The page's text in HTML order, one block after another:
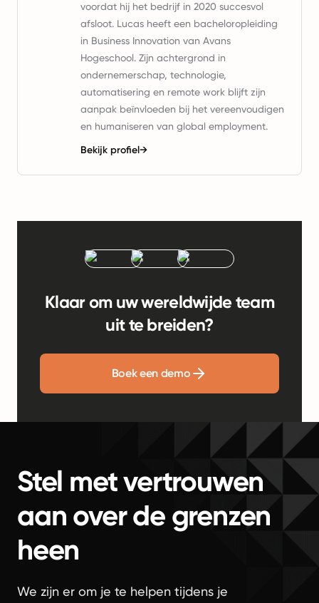
voordat hij het bedrijf in 2020 succesvol
afsloot. Lucas heeft een bacheloropleiding
in Business Innovation van Avans
Hogeschool. Zijn achtergrond in
ondernemerschap, technologie,
automatisering en remote work blijft zijn
aanpak beïnvloeden bij het vereenvoudigen
en humaniseren van global employment.
Bekijk profiel→
Klaar om uw wereldwijde team
uit te breiden?
Boek een demo
Stel met vertrouwen
aan over de grenzen
heen
We zijn er om je te helpen tijdens je